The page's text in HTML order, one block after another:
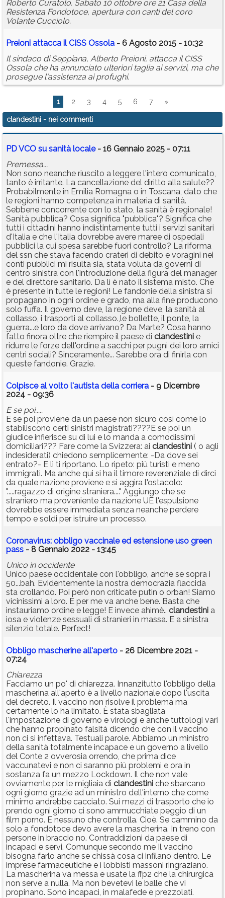
Roberto Curatolo. Sabato 10 ottobre ore 21 Casa della
Resistenza Fondotoce, apertura con canti del coro
Volante Cucciolo.
Preioni attacca il CISS Ossola - 6 Agosto 2015 - 10:32
Il sindaco di Seppiana, Alberto Preioni, attacca il CISS
Ossola che ha annunciato ulteriori taglia ai servizi, ma che
prosegue l'assistenza ai profughi.
1 2 3 4 5 6 7 »
clandestini - nei commenti
PD VCO su sanità locale- 16 Gennaio 2025 - 07:11
Premessa...
Non sono neanche riuscito a leggere l'intero comunicato,
tanto è irritante. La cancellazione del diritto alla salute??
Probabilmente in Emilia Romagna o in Toscana, dato che
le regioni hanno competenza in materia di sanità.
Sebbene concorrente con lo stato, la sanità è regionale!
Sanità pubblica? Cosa significa "pubblica"? Significa che
tutti i cittadini hanno indistintamente tutti i servizi sanitari
d'Italia e che l'Italia dovrebbe avere maree di ospedali
pubblici la cui spesa sarebbe fuori controllo? La riforma
del ssn che stava facendo crateri di debito e voragini nei
conti pubblici mi risulta sia, stata voluta da governi di
centro sinistra con l'introduzione della figura del manager
e del direttore sanitario. Da lì è nato il sistema misto. Che
è presente in tutte le regioni! Le fandonie della sinistra si
propagano in ogni ordine e grado, ma alla fine producono
solo fuffa. Il governo deve, la regione deve, la sanità al
collasso, i trasporti al collasso.,le bollette, il ponte, la
guerra...e loro da dove arrivano? Da Marte? Cosa hanno
fatto finora oltre che riempire il paese di clandestini e
ridurre le forze dell'ordine a sacchi per pugni dei loro amici
centri sociali? Sinceramente... Sarebbe ora di finirla con
queste fandonie. Grazie.
Colpisce al volto l'autista della corriera - 9 Dicembre
2024 - 09:36
E se poi.....
E se poi proviene da un paese non sicuro così come lo
stabiliscono certi sinistri magistrati????E se poi un
giudice infierisce su di lui e lo manda a comodissimi
domiciliari??? Fare come la Svizzera: ai clandestini ( o agli
indesiderati) chiedono semplicemente: -Da dove sei
entrato?- E lì ti riportano. Lo ripeto: più turisti e meno
immigrati. Ma anche qui si ha il timore reverenziale di dirci
da quale nazione proviene e si aggira l'ostacolo:
".....ragazzo di origine straniera...." Aggiungo che se
straniero ma proveniente da nazione UE l'espulsione
dovrebbe essere immediata senza neanche perdere
tempo e soldi per istruire un processo.
Coronavirus: obbligo vaccinale ed estensione uso green
pass - 8 Gennaio 2022 - 13:45
Unico in occidente
Unico paese occidentale con l'obbligo, anche se sopra i
50...bah. Evidentemente la nostra democrazia flaccida
sta crollando. Poi però non criticate putin o orban! Siamo
vicinissimi a loro. E per me va anche bene. Basta che
instauriamo ordine e legge! E invece ahimè.. clandestini a
iosa e violenze sessuali di stranieri in massa. E a sinistra
silenzio totale. Perfect!
Obbligo mascherine all'aperto - 26 Dicembre 2021 -
07:24
Chiarezza
Facciamo un po' di chiarezza. Innanzitutto l'obbligo della
mascherina all'aperto è a livello nazionale dopo l'uscita
del decreto. Il vaccino non risolve il problema ma
certamente lo ha limitato. È stata sbagliata
l'impostazione di governo e virologi e anche tuttologi vari
che hanno propinato falsità dicendo che con il vaccino
non ci si infettava. Testuali parole. Abbiamo un ministro
della sanità totalmente incapace e un governo a livello
del Conte 2 ovverosia orrendo, che prima dice
vaccunatevi e non ci saranno più problemi e ora in
sostanza fa un mezzo Lockdown. Il che non vale
ovviamente per le migliaia di clandestini che sbarcano
ogni giorno grazie ad un ministro dell'interno che come
minimo andrebbe cacciato. Sui mezzi di trasporto che io
prendo ogni giorno ci sono ammucchiate peggio di un
film porno. E nessuno che controlla. Cioè. Se cammino da
solo a fondotoce devo avere la mascherina. In treno con
persone in braccio no. Contraddizioni da paese di
incapaci e servi. Comunque secondo me Il vaccino
bisogna farlo anche se chissà cosa ci infilano dentro. Le
imprese farmaceutiche e i lobbisti massoni ringraziano.
La mascherina va messa e usate la ffp2 che la chirurgica
non serve a nulla. Ma non bevetevi le balle che vi
propinano. Sono incapaci, in malafede e prezzolati.